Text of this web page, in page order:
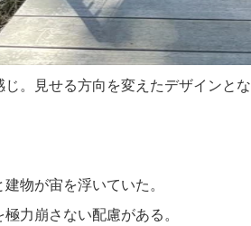
。見せる方向を変えたデザインとな
物が宙を浮いていた。
力崩さない配慮がある。